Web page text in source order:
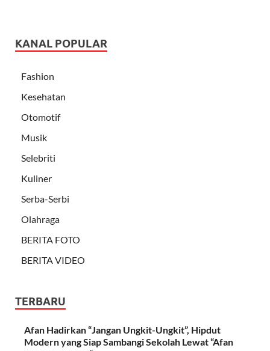
KANAL POPULAR
Fashion
Kesehatan
Otomotif
Musik
Selebriti
Kuliner
Serba-Serbi
Olahraga
BERITA FOTO
BERITA VIDEO
TERBARU
Afan Hadirkan “Jangan Ungkit-Ungkit”, Hipdut
Modern yang Siap Sambangi Sekolah Lewat “Afan